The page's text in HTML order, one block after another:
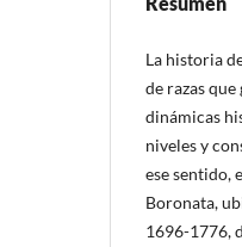
La historia
de razas
dinámicas
niveles y
ese sentido,
Boronata,
1696-1776,